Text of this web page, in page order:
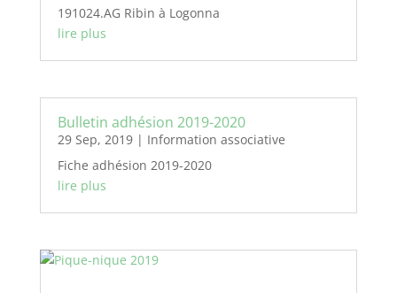
191024.AG Ribin à Logonna
lire plus
Bulletin adhésion 2019-2020
29 Sep, 2019| Information associative
Fiche adhésion 2019-2020
lire plus